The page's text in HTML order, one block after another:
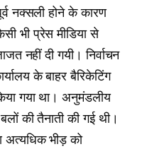
नक्सली होने के कारण
भी प्रेस मीडिया से
नहीं दी गयी। निर्वाचन
के बाहर बैरिकेटिंग
गया था। अनुमंडलीय
की तैनाती की गई थी।
अत्यधिक भीड़ को